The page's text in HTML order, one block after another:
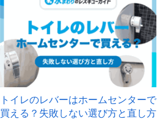
トイレのレバーはホームセンターで
買える？失敗しない選び方と直し方